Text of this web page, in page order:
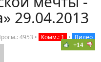
29.04.2013
4953 • Комм.: 1 • Видео
+14